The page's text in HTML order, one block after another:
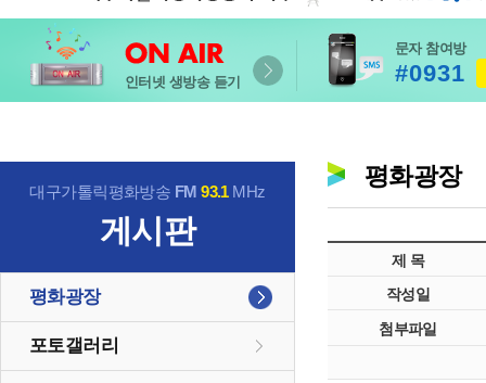
인터넷 생방송 듣기
문자 참여방
#0931
대구가톨릭평화방송 FM93.1MHz
게시판
평화광장
포토갤러리
평화광장
제 목
작성일
첨부파일